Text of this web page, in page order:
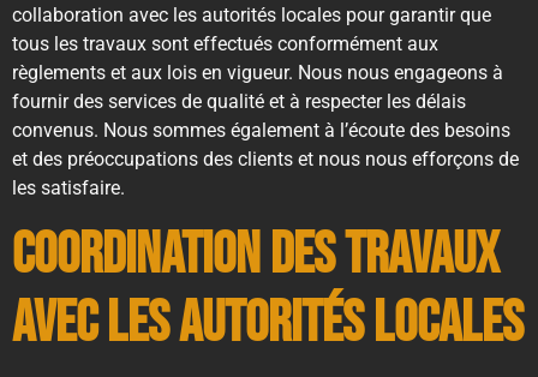
collaboration avec les autorités locales pour garantir que
tous les travaux sont effectués conformément aux
règlements et aux lois en vigueur. Nous nous engageons à
fournir des services de qualité et à respecter les délais
convenus. Nous sommes également à l’écoute des besoins
et des préoccupations des clients et nous nous efforçons de
les satisfaire.
Coordination des Travaux
avec les Autorités Locales